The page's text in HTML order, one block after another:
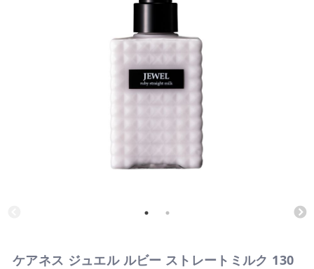
ケアネス ジュエル ルビー ストレートミルク 130